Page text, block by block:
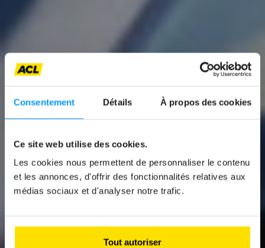
Consentement Détails À propos des cookies
Ce site web utilise des cookies.
Les cookies nous permettent de personnaliser le contenu
et les annonces, d'offrir des fonctionnalités relatives aux
médias sociaux et d'analyser notre trafic.
Tout autoriser
News
LEAPMOTOR B05
AND B03X
Two new electric compacts taking aim at
Europe